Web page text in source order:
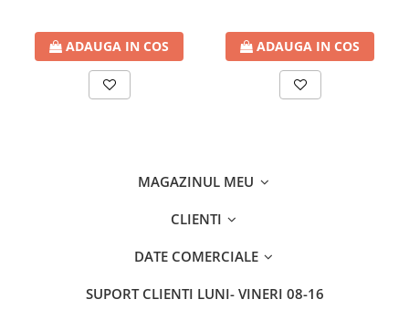
Sursa Laser Raycus de 3000W: Sursa Raycus asigura
performanta constanta chiar si in aplicatii industriale
ADAUGA IN COS ADAUGA IN COS
MAGAZINUL MEU
CLIENTI
DATE COMERCIALE
SUPORT CLIENTI LUNI- VINERI 08-16